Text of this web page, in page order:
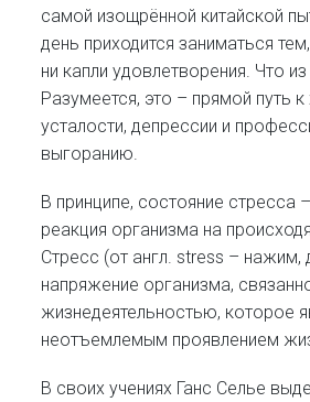
самой изощрённой китайской
день приходится заниматься
ни капли удовлетворения. Что
Разумеется, это – прямой путь
усталости, депрессии и
выгоранию.
В принципе, состояние стресса
реакция организма на
Стресс (от англ. stress – нажим,
напряжение организма,
жизнедеятельностью, которое
неотъемлемым проявлением
В своих учениях Ганс Селье